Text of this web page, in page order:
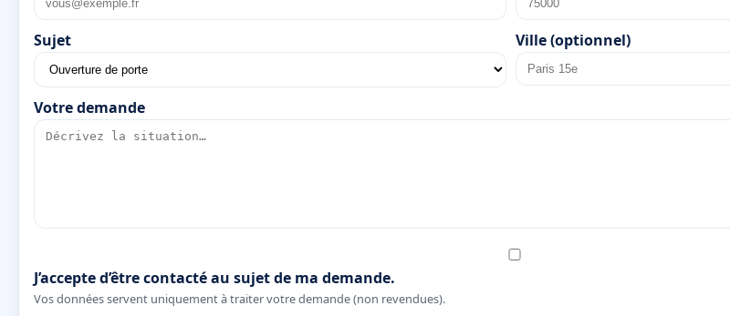
Sujet Ville (optionnel)
Votre demande
J’accepte d’être contacté au sujet de ma demande.
Vos données servent uniquement à traiter votre demande (non revendues).